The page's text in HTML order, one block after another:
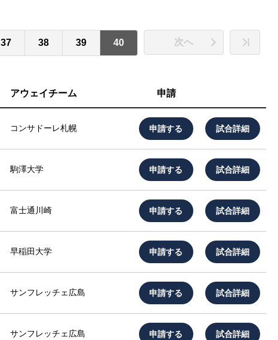
37 38 39 40 次へ
アウェイチーム 申請
コンサドーレ札幌 申請する 試合詳細
駒澤大学 申請する 試合詳細
富士通川崎 申請する 試合詳細
早稲田大学 申請する 試合詳細
サンフレッチェ広島 申請する 試合詳細
サンフレッチェ広島 申請する 試合詳細